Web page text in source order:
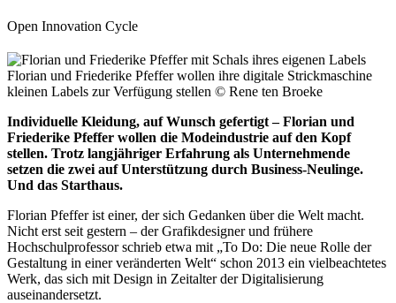
Open Innovation Cycle
Florian und Friederike Pfeffer wollen ihre digitale Strickmaschine
kleinen Labels zur Verfügung stellen © Rene ten Broeke
Individuelle Kleidung, auf Wunsch gefertigt – Florian und
Friederike Pfeffer wollen die Modeindustrie auf den Kopf
stellen. Trotz langjähriger Erfahrung als Unternehmende
setzen die zwei auf Unterstützung durch Business-Neulinge.
Und das Starthaus.
Florian Pfeffer ist einer, der sich Gedanken über die Welt macht.
Nicht erst seit gestern – der Grafikdesigner und frühere
Hochschulprofessor schrieb etwa mit „To Do: Die neue Rolle der
Gestaltung in einer veränderten Welt“ schon 2013 ein vielbeachtetes
Werk, das sich mit Design in Zeitalter der Digitalisierung
auseinandersetzt.